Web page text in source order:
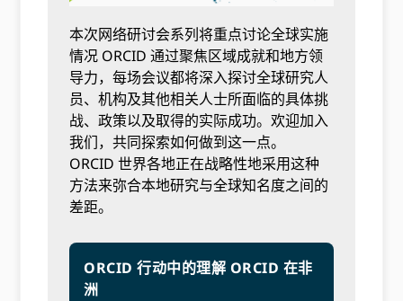
本次网络研讨会系列将重点讨论全球实施
情况 ORCID 通过聚焦区域成就和地方领
导力，每场会议都将深入探讨全球研究人
员、机构及其他相关人士所面临的具体挑
战、政策以及取得的实际成功。欢迎加入
我们，共同探索如何做到这一点。
ORCID 世界各地正在战略性地采用这种
方法来弥合本地研究与全球知名度之间的
差距。
ORCID 行动中的理解 ORCID 在非
洲